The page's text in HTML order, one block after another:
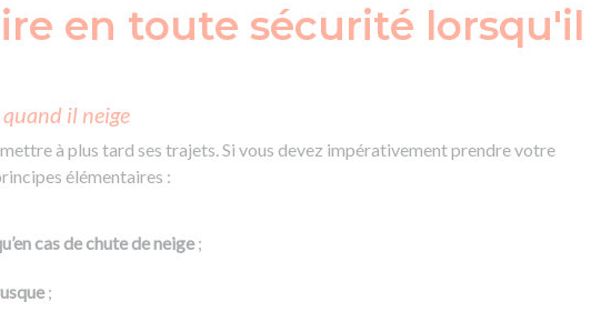
en toute sécurité lorsqu'il
il neige
à plus tard ses trajets. Si vous devez impérativement prendre votre
élémentaires :
cas de chute de neige ;
;